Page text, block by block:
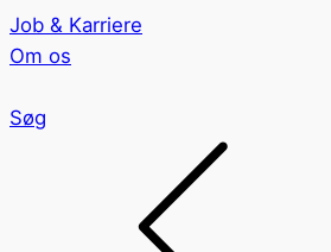
Job & Karriere
Om os
Søg